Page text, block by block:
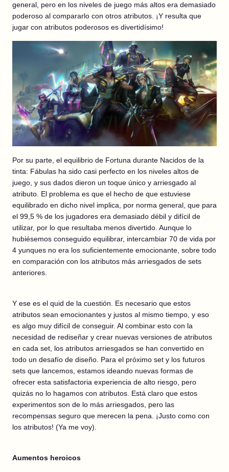
general, pero en los niveles de juego más altos era demasiado
poderoso al compararlo con otros atributos. ¡Y resulta que
jugar con atributos poderosos es divertidísimo!
Por su parte, el equilibrio de Fortuna durante Nacidos de la
tinta: Fábulas ha sido casi perfecto en los niveles altos de
juego, y sus dados dieron un toque único y arriesgado al
atributo. El problema es que el hecho de que estuviese
equilibrado en dicho nivel implica, por norma general, que para
el 99,5 % de los jugadores era demasiado débil y difícil de
utilizar, por lo que resultaba menos divertido. Aunque lo
hubiésemos conseguido equilibrar, intercambiar 70 de vida por
4 yunques no era los suficientemente emocionante, sobre todo
en comparación con los atributos más arriesgados de sets
anteriores.
Y ese es el quid de la cuestión. Es necesario que estos
atributos sean emocionantes y justos al mismo tiempo, y eso
es algo muy difícil de conseguir. Al combinar esto con la
necesidad de rediseñar y crear nuevas versiones de atributos
en cada set, los atributos arriesgados se han convertido en
todo un desafío de diseño. Para el próximo set y los futuros
sets que lancemos, estamos ideando nuevas formas de
ofrecer esta satisfactoria experiencia de alto riesgo, pero
quizás no lo hagamos con atributos. Está claro que estos
experimentos son de lo más arriesgados, pero las
recompensas seguro que merecen la pena. ¡Justo como con
los atributos! (Ya me voy).
Aumentos heroicos